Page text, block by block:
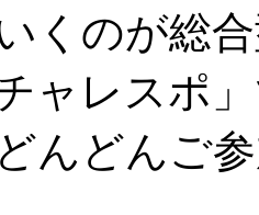
くのが総
ャレスポ
んどんご